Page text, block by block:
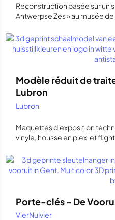
Reconstruction basée sur un
Antwerpse Zes » au musée
Modèle réduit de
Lubron
Lubron
Maquettes d'exposition
vinyle, housse en plexi et
Porte-clés - De
VierNulvier